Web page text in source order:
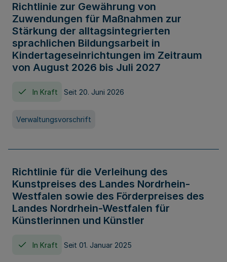
Richtlinie zur Gewährung von
Zuwendungen für Maßnahmen zur
Stärkung der alltagsintegrierten
sprachlichen Bildungsarbeit in
Kindertageseinrichtungen im Zeitraum
von August 2026 bis Juli 2027
In Kraft Seit 20. Juni 2026
Verwaltungsvorschrift
Richtlinie für die Verleihung des
Kunstpreises des Landes Nordrhein-
Westfalen sowie des Förderpreises des
Landes Nordrhein-Westfalen für
Künstlerinnen und Künstler
In Kraft Seit 01. Januar 2025